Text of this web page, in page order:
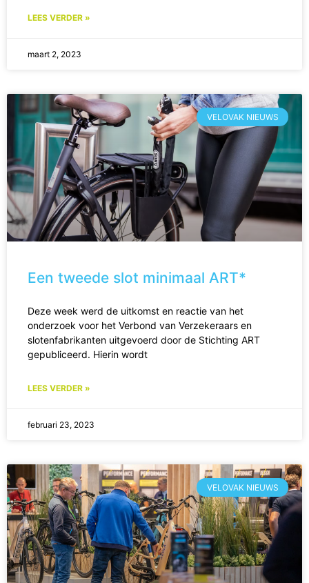
LEES VERDER »
maart 2, 2023
VELOVAK NIEUWS
Een tweede slot minimaal ART*
Deze week werd de uitkomst en reactie van het
onderzoek voor het Verbond van Verzekeraars en
slotenfabrikanten uitgevoerd door de Stichting ART
gepubliceerd. Hierin wordt
LEES VERDER »
februari 23, 2023
VELOVAK NIEUWS